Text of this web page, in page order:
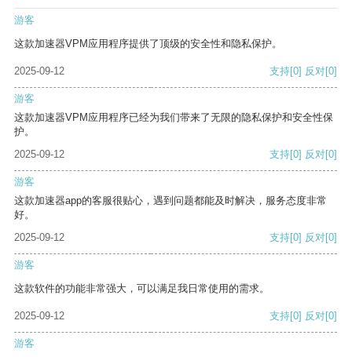
游客
这款加速器VPM应用程序提供了顶级的安全性和隐私保护。
2025-09-12 支持[0] 反对[0]
游客
这款加速器VPM应用程序已经为我们带来了无限的隐私保护和安全性保
护。
2025-09-12
支持[0] 反对[0]
游客
这款加速器app的客服很贴心，遇到问题都能及时解决，服务态度非常
好。
2025-09-12
支持[0] 反对[0]
游客
这款软件的功能非常强大，可以满足我日常使用的需求。
2025-09-12 支持[0] 反对[0]
游客